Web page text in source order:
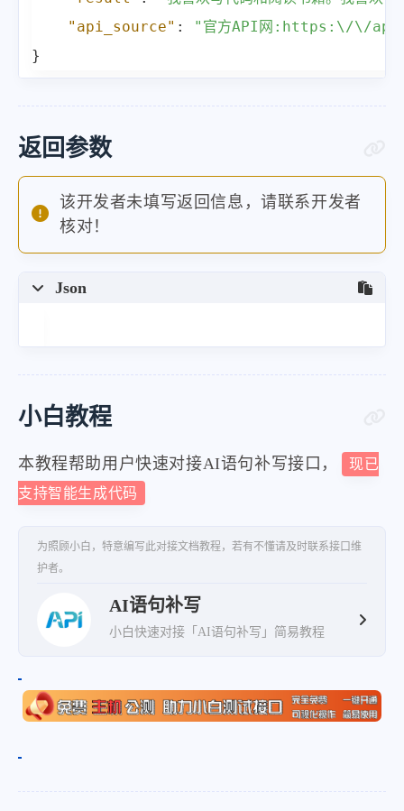
"api_source" :
"官方API网:https:\/\/
}
返回参数
该开发者未填写返回信息，请联系开发者
核对！
Json
小白教程
本教程帮助用户快速对接AI语句补写接口，
现已
支持智能生成代码
为照顾小白，特意编写此对接文档教程，若有不懂请及时联系接口维
护者。
AI语句补写
小白快速对接「AI语句补写」简易教程